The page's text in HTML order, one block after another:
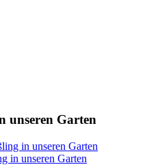
unseren Garten
in unseren Garten